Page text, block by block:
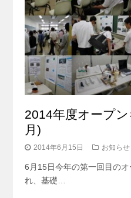
2014年度オープ
月)
2014年6月15日 お知らせ
6月15日今年の第一回目の
れ、基礎…